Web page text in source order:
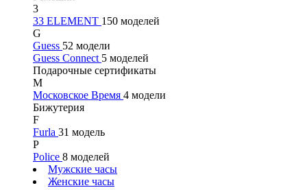
3
33 ELEMENT 150 моделей
G
Guess 52 модели
Guess Connect 5 моделей
Подарочные сертификаты
М
Московское Время 4 модели
Бижутерия
F
Furla 31 модель
P
Police 8 моделей
Мужские часы
Женские часы